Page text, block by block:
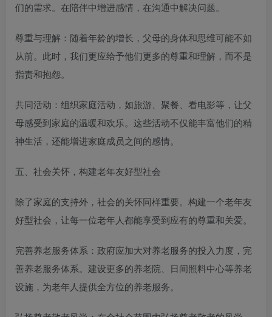
们的需求。在陪伴中增进感情，在沟通中解决问题。​
尊重与理解：随着年龄的增长，父母的身体和思维可能不如
从前。此时，我们更应给予他们更多的尊重和理解，而不是
指责和抱怨。​
共同活动：组织家庭活动，如旅游、聚餐、看电影等，让父
母感受到家庭的温暖和欢乐。这些活动不仅能丰富他们的精
神生活，还能增进家庭成员之间的感情。​
五、社会关怀，构建老年友好型社会​
除了家庭的支持外，社会的关怀同样重要。构建一个老年友
好型社会，让每一位老年人都能享受到应有的尊重和关爱。​
完善养老服务体系：政府应加大对养老服务的投入力度，完
善养老服务体系。建设更多的养老院、日间照料中心等养老
设施，为老年人提供全方位的养老服务。​